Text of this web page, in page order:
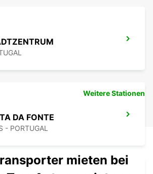
DA FONTE
- PORTUGAL
Weitere Stationen
mieten bei